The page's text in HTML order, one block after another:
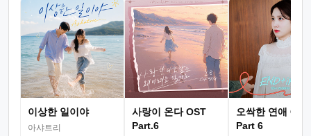
이상한 일이야
아샤트리
사랑이 온다 OST
Part.6
오싹한 연애 OST
Part 6